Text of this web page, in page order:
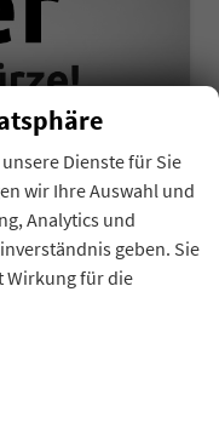
(116 PS)
Dienste für Sie
wir Ihre Auswahl und
Analytics und
geben. Sie
Wirkung für die